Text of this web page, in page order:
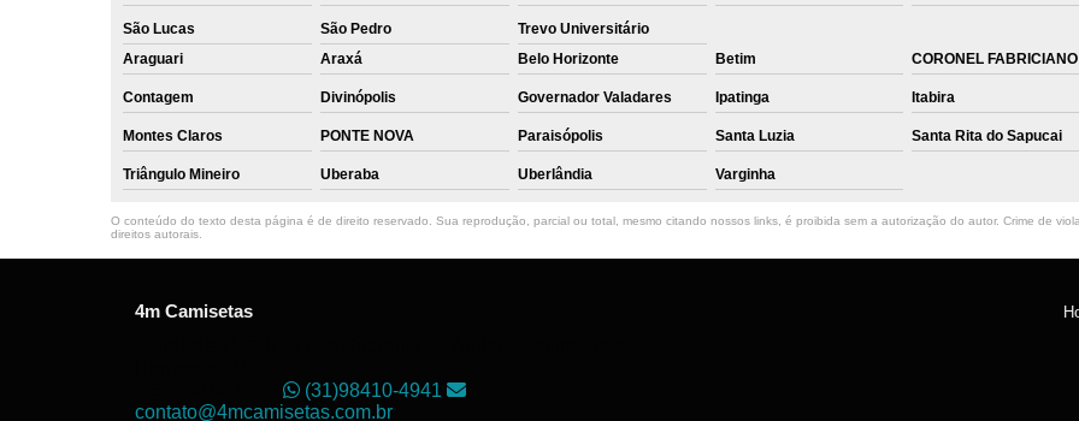
São Lucas São Pedro
Trevo Universitário
Araguari
Araxá Belo Horizonte Betim CORONEL FABRICIANO
Contagem Divinópolis Governador Valadares Ipatinga Itabira
Montes Claros PONTE NOVA Paraisópolis Santa Luzia Santa Rita do Sapucai
Triângulo Mineiro Uberaba Uberlândia Varginha
O conteúdo do texto desta página é de direito reservado. Sua reprodução, parcial ou total, mesmo citando nossos links, é proibida sem a autorização do autor. Crime de
direitos autorais
4m Camisetas
(31)98410-4941
contato@4mcamisetas.com.br